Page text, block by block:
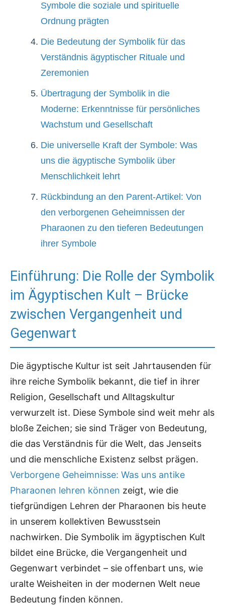
Symbole die soziale und spirituelle
Ordnung prägten
Die Bedeutung der Symbolik für das
Verständnis ägyptischer Rituale und
Zeremonien
Übertragung der Symbolik in die
Moderne: Erkenntnisse für persönliches
Wachstum und Gesellschaft
Die universelle Kraft der Symbole: Was
uns die ägyptische Symbolik über
Menschlichkeit lehrt
Rückbindung an den Parent-Artikel: Von
den verborgenen Geheimnissen der
Pharaonen zu den tieferen Bedeutungen
ihrer Symbole
Einführung: Die Rolle der Symbolik
im Ägyptischen Kult – Brücke
zwischen Vergangenheit und
Gegenwart
Die ägyptische Kultur ist seit Jahrtausenden für
ihre reiche Symbolik bekannt, die tief in ihrer
Religion, Gesellschaft und Alltagskultur
verwurzelt ist. Diese Symbole sind weit mehr als
bloße Zeichen; sie sind Träger von Bedeutung,
die das Verständnis für die Welt, das Jenseits
und die menschliche Existenz selbst prägen.
Verborgene Geheimnisse: Was uns antike
Pharaonen lehren können zeigt, wie die
tiefgründigen Lehren der Pharaonen bis heute
in unserem kollektiven Bewusstsein
nachwirken. Die Symbolik im ägyptischen Kult
bildet eine Brücke, die Vergangenheit und
Gegenwart verbindet – sie offenbart uns, wie
uralte Weisheiten in der modernen Welt neue
Bedeutung finden können.